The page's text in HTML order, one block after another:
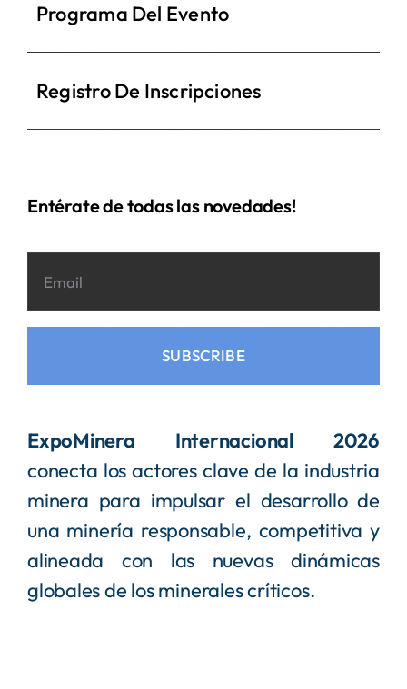
Programa Del Evento
Registro De Inscripciones
Entérate de todas las novedades!
SUBSCRIBE
ExpoMinera Internacional 2026
conecta los actores clave de la industria
minera para impulsar el desarrollo de
una minería responsable, competitiva y
alineada con las nuevas dinámicas
globales de los minerales críticos.